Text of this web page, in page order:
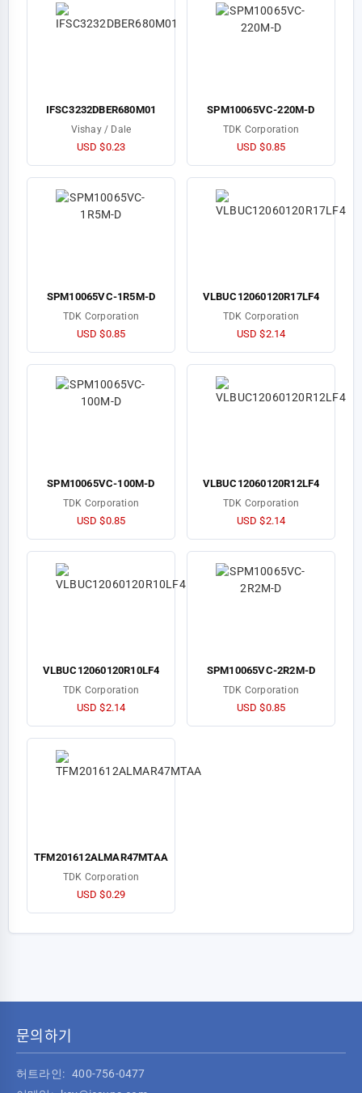
IFSC3232DBER680M01
Vishay / Dale
USD $0.23
SPM10065VC-220M-D
TDK Corporation
USD $0.85
SPM10065VC-1R5M-D
TDK Corporation
USD $0.85
VLBUC12060120R17LF4
TDK Corporation
USD $2.14
SPM10065VC-100M-D
TDK Corporation
USD $0.85
VLBUC12060120R12LF4
TDK Corporation
USD $2.14
VLBUC12060120R10LF4
TDK Corporation
USD $2.14
SPM10065VC-2R2M-D
TDK Corporation
USD $0.85
TFM201612ALMAR47MTAA
TDK Corporation
USD $0.29
문의하기
허트라인: 400-756-0477